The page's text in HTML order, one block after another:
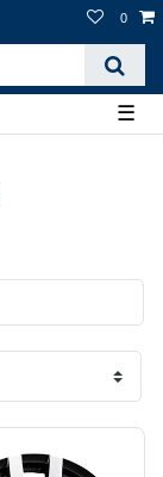
0
☰